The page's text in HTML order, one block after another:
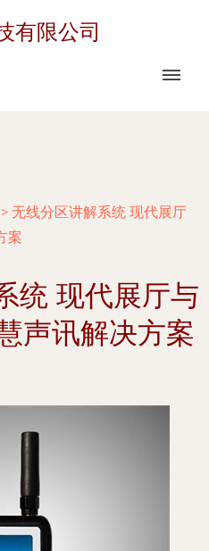
有限公司
> 无线分区讲解系统 现代展厅
案
统 现代展厅与
声讯解决方案